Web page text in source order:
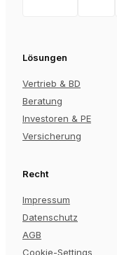
Lösungen
Vertrieb & BD
Beratung
Investoren & PE
Versicherung
Recht
Impressum
Datenschutz
AGB
Cookie-Settings